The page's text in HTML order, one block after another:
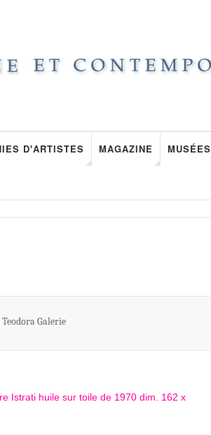
D'ARTISTES MAGAZINE MUSÉES
Galerie